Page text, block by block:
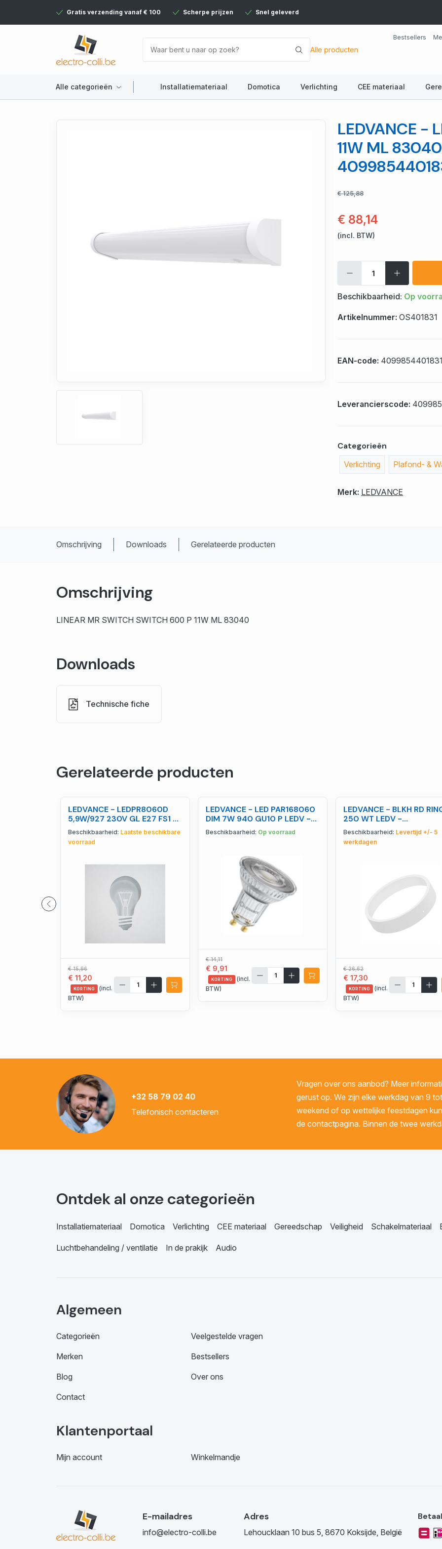
Gratis verzending vanaf € 100 Scherpe prijzen Snel geleverd
Alle producten
Bestsellers
Alle categorieën Installatiemateriaal Domotica Verlichting CEE materiaal
LEDVANCE -
11W ML
€ 125,88
€ 88,14
(incl. BTW)
Beschikbaarheid: Op
Artikelnummer: OS401831
EAN-code: 4099854401831
Leverancierscode:
Categorieën
Verlichting Plafond- &
Merk: LEDVANCE
Omschrijving Downloads Gerelateerde producten
Omschrijving
LINEAR MR SWITCH SWITCH 600 P 11W ML 83040
Downloads
Technische fiche
Gerelateerde producten
LEDVANCE - LEDPR8060D
5,9W/927 230V GL E27 FS1 -
R8060D927G1
Beschikbaarheid: Laatste beschikbare
voorraad
€ 15,96
€ 11,20
KORTING
(incl.
BTW)
LEDVANCE - LED PAR168060
DIM 7W 940 GU10 P LEDV -
4099854241857
Beschikbaarheid: Op voorraad
€ 14,11
€ 9,91
KORTING
(incl.
BTW)
LEDVANCE - BLKH RD
250 WT LEDV -
4099854880735
Beschikbaarheid: Levertijd +/- 5
werkdagen
€ 26,62
€ 17,30
KORTING
(incl.
BTW)
+32 58 79 02 40
Telefonisch contacteren
Vragen over ons aanbod? Meer
gerust op. We zijn elke werkdag van 9
weekend of op wettelijke feestdagen
de contactpagina. Binnen de twee
Ontdek al onze categorieën
Installatiemateriaal Domotica Verlichting CEE materiaal Gereedschap Veiligheid Schakelmateriaal
Luchtbehandeling / ventilatie In de prakijk Audio
Algemeen
Categorieën Veelgestelde vragen
Merken Bestsellers
Blog Over ons
Contact
Klantenportaal
Mijn account Winkelmandje
E-mailadres
info@electro-colli.be
Adres
Lehoucklaan 10 bus 5, 8670 Koksijde, België